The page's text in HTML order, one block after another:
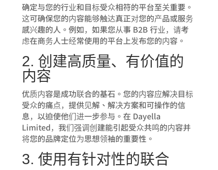
确定与您的行业和目标受众相符的平台至关重要。
这可确保您的内容能够触达真正对您的产品或服务
感兴趣的人。例如，如果您从事 B2B 行业，请考
虑在商务人士经常使用的平台上发布您的内容。
2. 创建高质量、有价值的
内容
优质内容是成功联合的基石。您的内容应解决目标
受众的痛点，提供见解、解决方案和可操作的信
息，以迫使他们进一步参与。在 Dayella
Limited，我们强调创建能引起受众共鸣的内容并
将您的品牌定位为思想领袖的重要性。
3. 使用有针对性的联合